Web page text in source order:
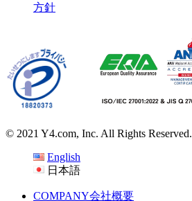
方針
© 2021 Y4.com, Inc. All Rights Reserved.
English
日本語
COMPANY会社概要